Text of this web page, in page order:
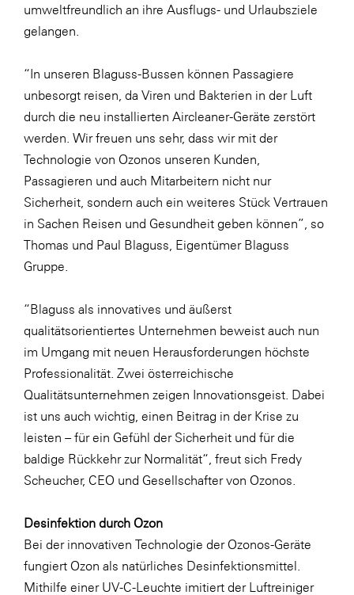
umweltfreundlich an ihre Ausflugs- und Urlaubsziele
gelangen.
“In unseren Blaguss-Bussen können Passagiere
unbesorgt reisen, da Viren und Bakterien in der Luft
durch die neu installierten Aircleaner-Geräte zerstört
werden. Wir freuen uns sehr, dass wir mit der
Technologie von Ozonos unseren Kunden,
Passagieren und auch Mitarbeitern nicht nur
Sicherheit, sondern auch ein weiteres Stück Vertrauen
in Sachen Reisen und Gesundheit geben können”, so
Thomas und Paul Blaguss, Eigentümer Blaguss
Gruppe.
“Blaguss als innovatives und äußerst
qualitätsorientiertes Unternehmen beweist auch nun
im Umgang mit neuen Herausforderungen höchste
Professionalität. Zwei österreichische
Qualitätsunternehmen zeigen Innovationsgeist. Dabei
ist uns auch wichtig, einen Beitrag in der Krise zu
leisten – für ein Gefühl der Sicherheit und für die
baldige Rückkehr zur Normalität“, freut sich Fredy
Scheucher, CEO und Gesellschafter von Ozonos.
Desinfektion durch Ozon
Bei der innovativen Technologie der Ozonos-Geräte
fungiert Ozon als natürliches Desinfektionsmittel.
Mithilfe einer UV-C-Leuchte imitiert der Luftreiniger